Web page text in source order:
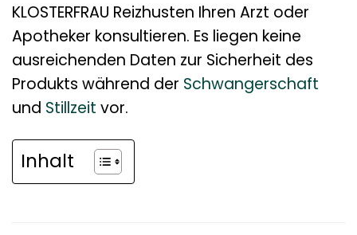
KLOSTERFRAU Reizhusten Ihren Arzt oder
Apotheker konsultieren. Es liegen keine
ausreichenden Daten zur Sicherheit des
Produkts während der Schwangerschaft
und Stillzeit vor.
Inhalt